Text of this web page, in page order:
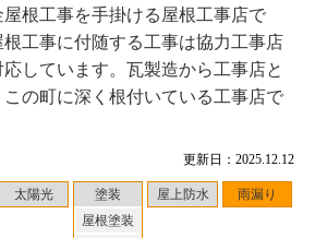
更新日：2025.12.12
太陽光
塗装
屋根塗装
屋上防水 雨漏り
根工事を手掛ける屋根工事店で
工事に付随する工事は協力工事店
しています。瓦製造から工事店と
の町に深く根付いている工事店で